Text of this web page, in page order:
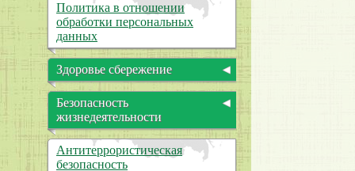
Политика в отношении
обработки персональных
данных
Здоровье сбережение
Здоровый образ жизни
Безопасность
жизнедеятельности
Основы медицинских знаний
Отмена занятий
Безопасность
жизнедеятельности
Информационная
безопасность
Антитеррористическая
безопасность